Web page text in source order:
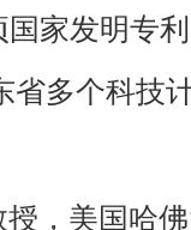
家发明专
省多个科技
，美国哈